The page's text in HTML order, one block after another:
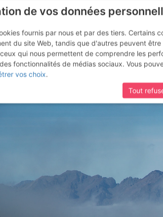
de vos données
fournis par nous et par des tiers. Certains
du site Web, tandis que d'autres peuvent être
qui nous permettent de comprendre les
fonctionnalités de médias sociaux. Vous
vos choix.
Tout